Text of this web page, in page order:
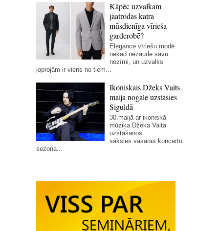
Kāpēc uzvalkam
jāatrodas katra
mūsdienīga vīrieša
garderobē?
Elegance vīriešu modē
nekad nezaudē savu
nozīmi, un uzvalks
joprojām ir viens no tiem...
Ikoniskais Džeks Vaits
maija nogalē uzstāsies
Siguldā
30.maijā ar ikoniskā
mūziķa Džeka Vaita
uzstāšanos
sāksies vasaras koncertu
sezona...